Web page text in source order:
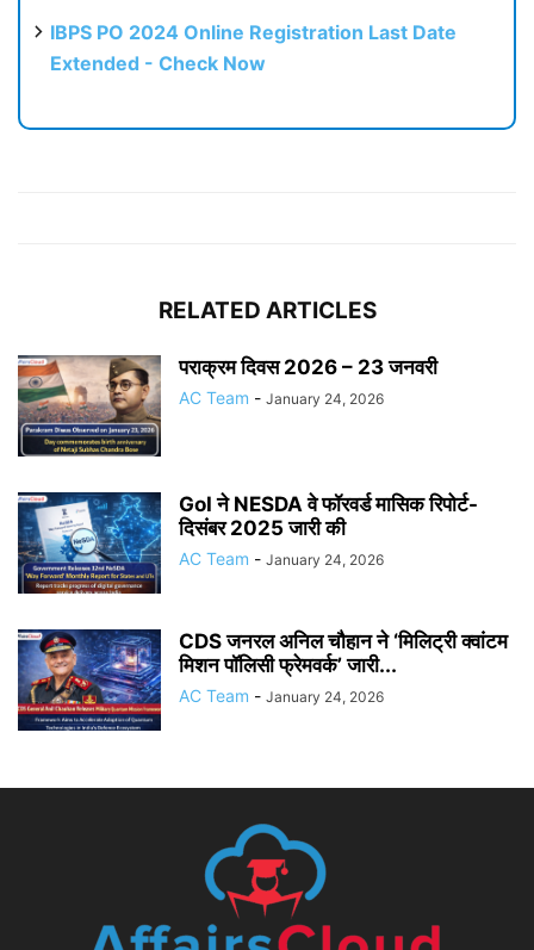
IBPS PO 2024 Online Registration Last Date
Extended - Check Now
RELATED ARTICLES
पराक्रम दिवस 2026 – 23 जनवरी
AC Team - January 24, 2026
GoI ने NESDA वे फॉरवर्ड मासिक रिपोर्ट-
दिसंबर 2025 जारी की
AC Team - January 24, 2026
CDS जनरल अनिल चौहान ने ‘मिलिट्री क्वांटम
मिशन पॉलिसी फ्रेमवर्क’ जारी...
AC Team - January 24, 2026